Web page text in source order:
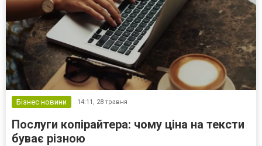
Бізнес новини 14:11, 28 травня
Послуги копірайтера: чому ціна на тексти
буває різною